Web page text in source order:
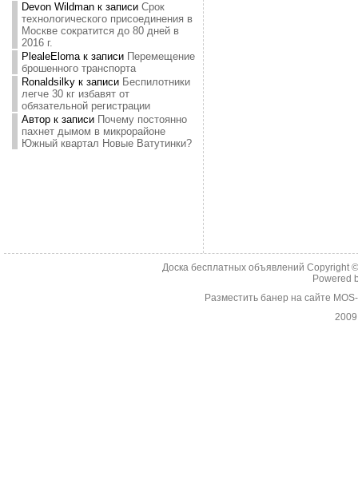
Devon Wildmanк записи Срок
технологического присоединения в
Москве сократится до 80 дней в
2016 г.
PlealeElomaк записи Перемещение
брошенного транспорта
Ronaldsilkyк записи Беспилотники
легче 30 кг избавят от
обязательной регистрации
Авторк записи Почему постоянно
пахнет дымом в микрорайоне
Южный квартал Новые Ватутинки?
Доска бесплатных объявлений Copyright
Powered
Разместить банер на сайте